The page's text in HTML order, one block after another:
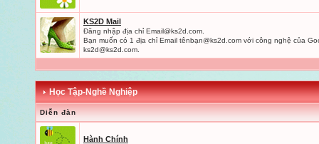
KS2D Mail
Đăng nhập địa chỉ Email@ks2d.com
Bạn muốn có 1 địa chỉ Email tênbạn@ks2d.com với công nghệ của
ks2d@ks2d.com
Học Tập-Nghề Nghiệp
Diễn đàn
Hành Chính